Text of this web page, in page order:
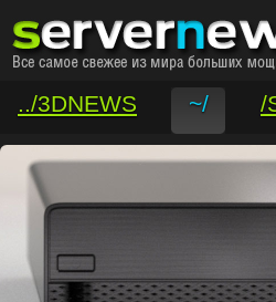
../3DNEWS ~/ /
/VAR/CONTACT